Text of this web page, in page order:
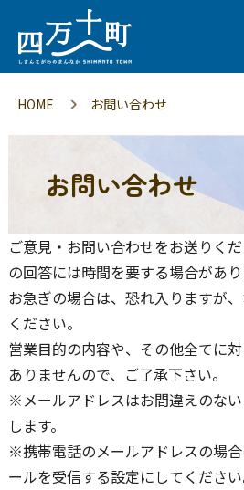
HOME お問い合わせ
お問い合わせ
ご意見・お問い合わせをお送りく
の回答には時間を要する場合があり
お急ぎの場合は、恐れ入りますが
ください。
営業目的の内容や、その他全てに
ありませんので、ご了承下さい。
※メールアドレスはお間違えのな
します。
※携帯電話のメールアドレスの場
ールを受信する設定にしてください